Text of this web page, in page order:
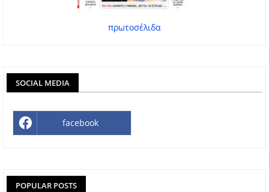
πρωτοσέλιδα
SOCIAL MEDIA
facebook
POPULAR POSTS